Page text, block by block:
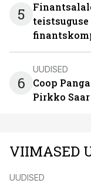
5
6
UUDISED
Coop
Pirkko Saar
VIIMASED
UUDISED